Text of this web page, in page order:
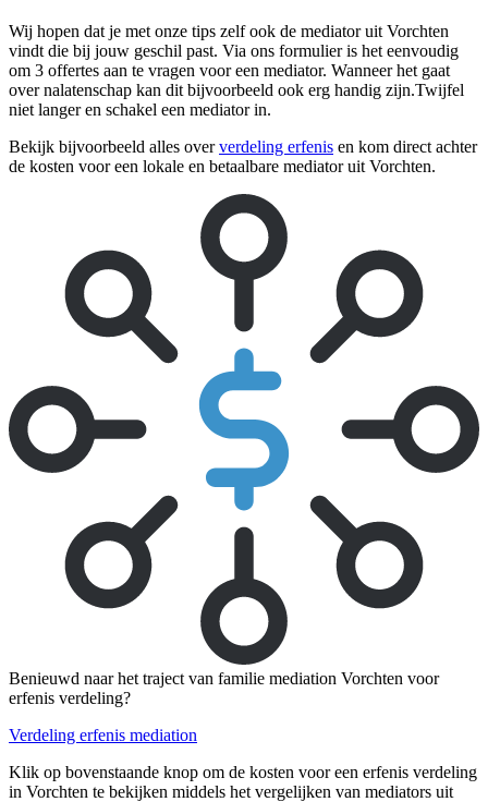
Wij hopen dat je met onze tips zelf ook de mediator uit Vorchten
vindt die bij jouw geschil past. Via ons formulier is het eenvoudig
om 3 offertes aan te vragen voor een mediator. Wanneer het gaat
over nalatenschap kan dit bijvoorbeeld ook erg handig zijn.Twijfel
niet langer en schakel een mediator in.
Bekijk bijvoorbeeld alles oververdeling erfenis en kom direct achter
de kosten voor een lokale en betaalbare mediator uit Vorchten.
Benieuwd naar het traject van familie mediation Vorchten voor
erfenis verdeling?
Verdeling erfenis mediation
Klik op bovenstaande knop om de kosten voor een erfenis verdeling
in Vorchten te bekijken middels het vergelijken van mediators uit